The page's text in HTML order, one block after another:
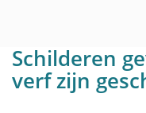
Schilderen
verf zijn